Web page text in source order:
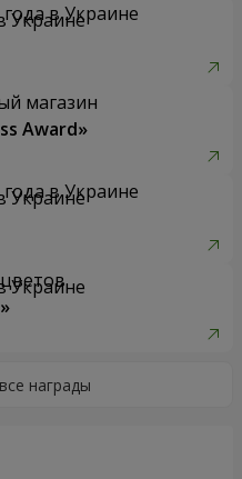
в Украине
магазин
Award»
в Украине